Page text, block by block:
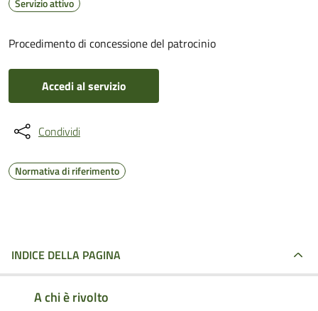
Servizio attivo
Procedimento di concessione del patrocinio
Accedi al servizio
Condividi
Normativa di riferimento
INDICE DELLA PAGINA
A chi è rivolto